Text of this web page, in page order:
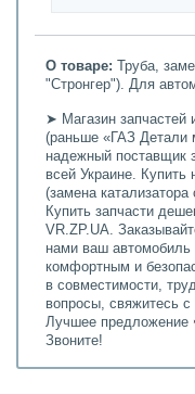
О товаре: Труба,
"Стронгер"). Для
➤ Магазин запчастей
(раньше «ГАЗ Детали
надежный поставщик
всей Украине. Купить
(замена
Купить запчасти
VR.ZP.UA.
нами ваш автомобиль
комфортным и
в совместимости,
вопросы, свяжитесь
Лучшее
Звоните!